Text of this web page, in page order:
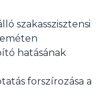
szakasszisztensi
hatásának
forszírozása a